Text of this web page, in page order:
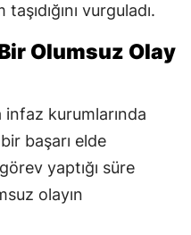
vurguladı.
Olumsuz Olay
kurumlarında
başarı elde
yaptığı süre
olayın